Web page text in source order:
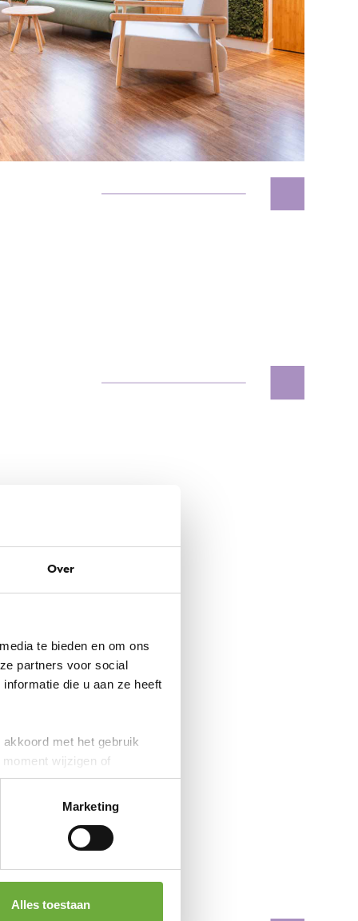
Over
te bieden en om ons
partners voor social
die u aan ze heeft
akkoord met het gebruik
wijzigen of
Marketing
Alles toestaan